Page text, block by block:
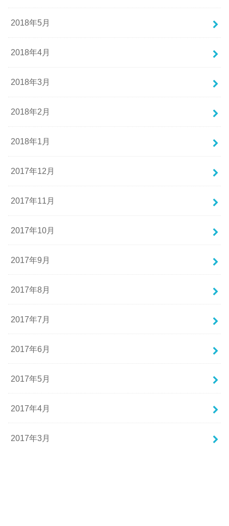
2018年5月
2018年4月
2018年3月
2018年2月
2018年1月
2017年12月
2017年11月
2017年10月
2017年9月
2017年8月
2017年7月
2017年6月
2017年5月
2017年4月
2017年3月